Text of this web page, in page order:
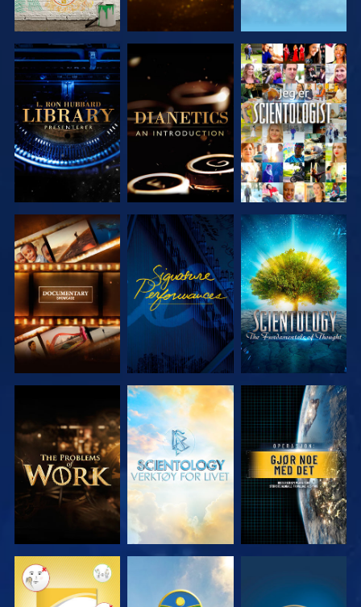
UTFORSK
SERIEN
UTFORSK
SERIEN
SE
UTFORSK
SERIEN
SE
UTFORSK
SERIEN
UTFORSK
SERIEN
UTFORSK
SERIEN
SE
SE SE SE